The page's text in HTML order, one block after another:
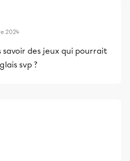
2024
savoir des jeux qui pourrait
svp ?